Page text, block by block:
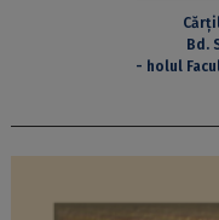
Bd.
- holul